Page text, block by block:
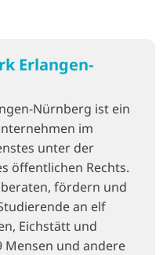
Erlangen-
Nürnberg ist ein
im
unter der
öffentlichen Rechts.
fördern und
an elf
Eichstätt und
und andere